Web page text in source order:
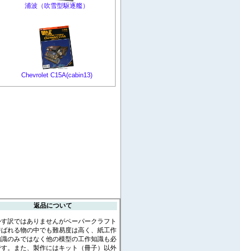
浦波（吹雪型駆逐艦）
Chevrolet C15A(cabin13)
返品について
訳ではありませんがペーパークラフト
ばれる物の中でも難易度は高く、紙工作
のみではなく他の模型の工作知識も必
。また、製作にはキット（冊子）以外